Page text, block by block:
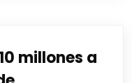
millones a